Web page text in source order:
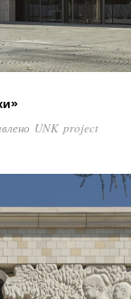
UNK project